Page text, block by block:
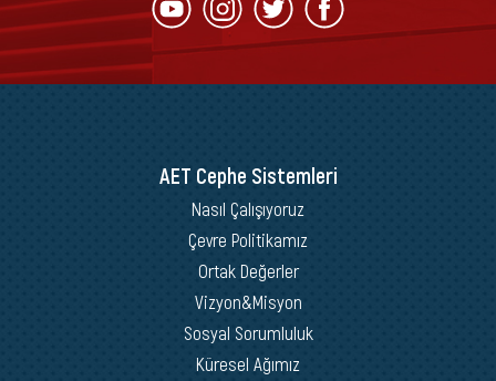
AET Cephe Sistemleri
Nasıl Çalışıyoruz
Çevre Politikamız
Ortak Değerler
Vizyon&Misyon
Sosyal Sorumluluk
Küresel Ağımız